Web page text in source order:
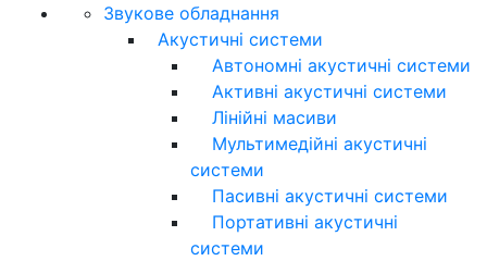
Звукове обладнання
Акустичні системи
Автономні акустичні системи
Активні акустичні системи
Лінійні масиви
Мультимедійні акустичні
системи
Пасивні акустичні системи
Портативні акустичні
системи